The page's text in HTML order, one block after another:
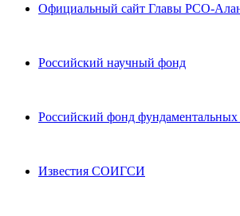
Официальный сайт Главы РСО-
Российский научный фонд
Российский фонд фундаментальных
Известия СОИГСИ